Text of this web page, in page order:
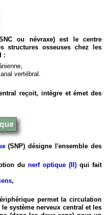
ou névraxe) est le centre
structures osseuses chez les
:
vertébral.
reçoit, intègre et émet des
(SNP) désigne l'ensemble des
du nerf optique (II) qui fait
,
permet la circulation
système nerveux central et les